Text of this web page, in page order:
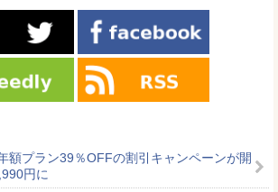
額プラン39％OFFの割引キャンペーンが開
円に